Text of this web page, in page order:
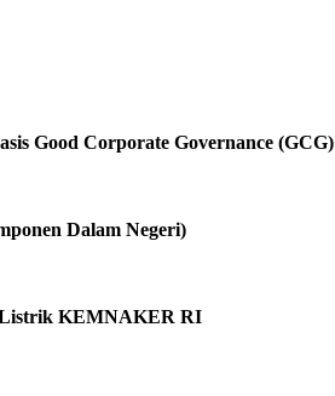
Good Corporate Governance (GCG)
Dalam Negeri)
Listrik KEMNAKER RI